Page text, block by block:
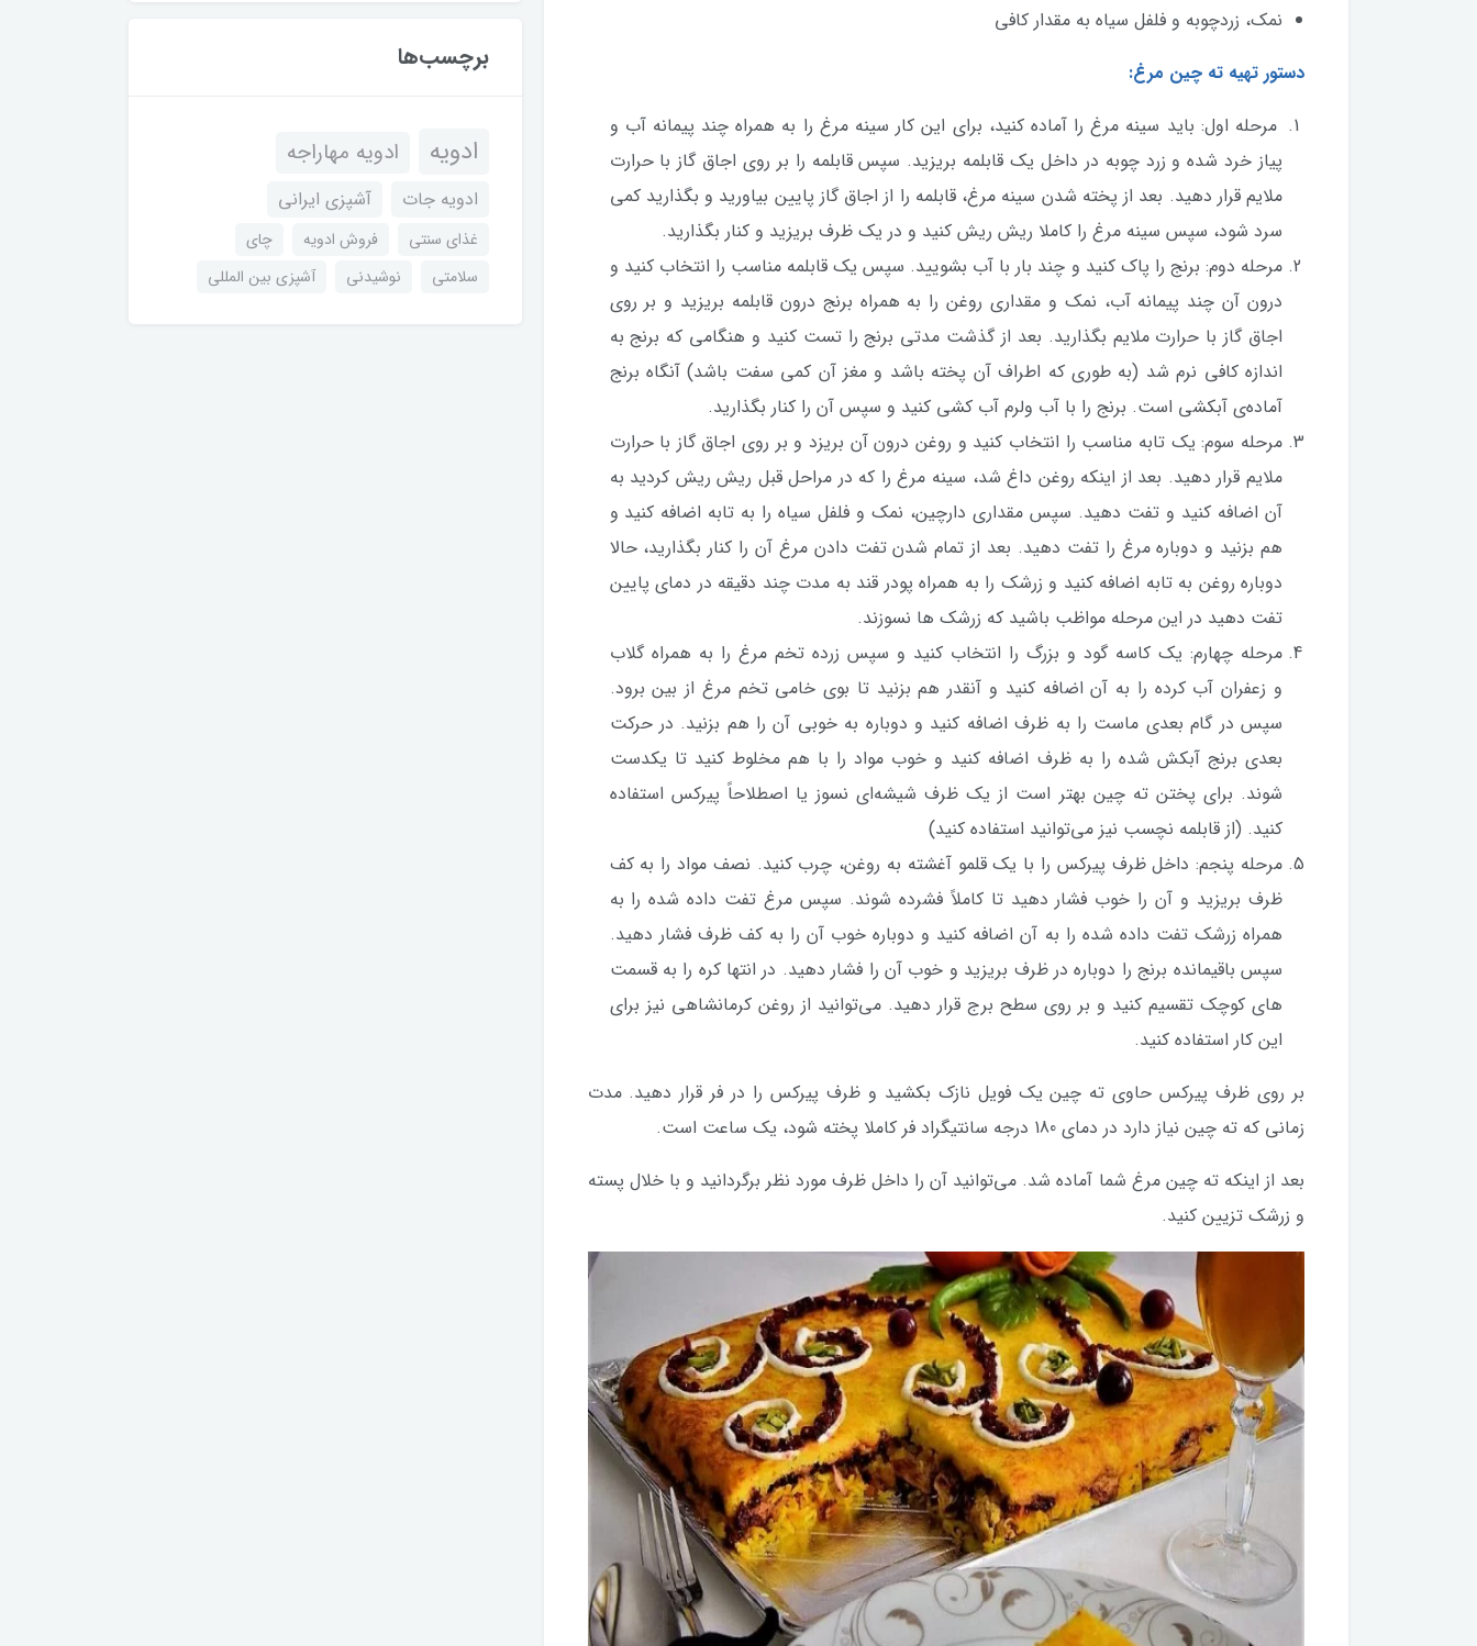
نمک، زردچوبه و فلفل سیاه به مقدار کافی
دستور تهیه ته چین مرغ:
مرحله اول: باید سینه مرغ را آماده کنید، برای این کار سینه مرغ را به همراه چند پیمانه آب و
پیاز خرد شده و زرد چوبه در داخل یک قابلمه بریزید. سپس قابلمه را بر روی اجاق گاز با حرارت
ملایم قرار دهید. بعد از پخته شدن سینه مرغ، قابلمه را از اجاق گاز پایین بیاورید و بگذارید کمی
سرد شود، سپس سینه مرغ را کاملا ریش ریش کنید و در یک ظرف بریزید و کنار بگذارید.
مرحله دوم: برنج را پاک کنید و چند بار با آب بشویید. سپس یک قابلمه مناسب را انتخاب کنید و
درون آن چند پیمانه آب، نمک و مقداری روغن را به همراه برنج درون قابلمه بریزید و بر روی
اجاق گاز با حرارت ملایم بگذارید. بعد از گذشت مدتی برنج را تست کنید و هنگامی که برنج به
اندازه کافی نرم شد (به طوری که اطراف آن پخته باشد و مغز آن کمی سفت باشد) آنگاه برنج
آماده‌ی آبکشی است. برنج را با آب ولرم آب کشی کنید و سپس آن را کنار بگذارید.
مرحله سوم: یک تابه مناسب را انتخاب کنید و روغن درون آن بریزد و بر روی اجاق گاز با حرارت
ملایم قرار دهید. بعد از اینکه روغن داغ شد، سینه مرغ را که در مراحل قبل ریش ریش کردید به
آن اضافه کنید و تفت دهید. سپس مقداری دارچین، نمک و فلفل سیاه را به تابه اضافه کنید و
هم بزنید و دوباره مرغ را تفت دهید. بعد از تمام شدن تفت دادن مرغ آن را کنار بگذارید، حالا
دوباره روغن به تابه اضافه کنید و زرشک را به همراه پودر قند به مدت چند دقیقه در دمای پایین
تفت دهید در این مرحله مواظب باشید که زرشک ها نسوزند.
مرحله چهارم: یک کاسه گود و بزرگ را انتخاب کنید و سپس زرده تخم مرغ را به همراه گلاب
و زعفران آب کرده را به آن اضافه کنید و آنقدر هم بزنید تا بوی خامی تخم مرغ از بین برود.
سپس در گام بعدی ماست را به ظرف اضافه کنید و دوباره به خوبی آن را هم بزنید. در حرکت
بعدی برنج آبکش شده را به ظرف اضافه کنید و خوب مواد را با هم مخلوط کنید تا یکدست
شوند. برای پختن ته چین بهتر است از یک ظرف شیشه‌ای نسوز یا اصطلاحاً پیرکس استفاده
کنید. (از قابلمه نچسب نیز می‌توانید استفاده کنید)
مرحله پنجم: داخل ظرف پیرکس را با یک قلمو آغشته به روغن، چرب کنید. نصف مواد را به کف
ظرف بریزید و آن را خوب فشار دهید تا کاملاً فشرده شوند. سپس مرغ تفت داده شده را به
همراه زرشک تفت داده شده را به آن اضافه کنید و دوباره خوب آن را به کف ظرف فشار دهید.
سپس باقیمانده برنج را دوباره در ظرف بریزید و خوب آن را فشار دهید. در انتها کره را به قسمت
های کوچک تقسیم کنید و بر روی سطح برج قرار دهید. می‌توانید از روغن کرمانشاهی نیز برای
این کار استفاده کنید.
بر روی ظرف پیرکس حاوی ته چین یک فویل نازک بکشید و ظرف پیرکس را در فر قرار دهید. مدت
زمانی که ته چین نیاز دارد در دمای 180 درجه سانتیگراد فر کاملا پخته شود، یک ساعت است.
بعد از اینکه ته چین مرغ شما آماده شد. می‌توانید آن را داخل ظرف مورد نظر برگردانید و با خلال پسته
و زرشک تزیین کنید.
برچسب‌ها
ادویه ادویه مهاراجه
ادویه جات آشپزی ایرانی
غذای سنتی فروش ادویه
چای
سلامتی
نوشیدنی آشپزی بین المللی